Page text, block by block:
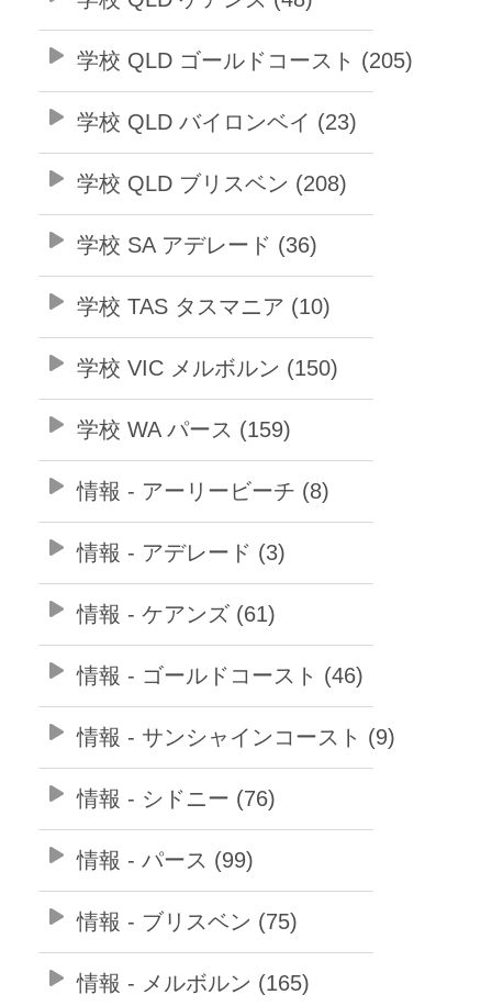
学校 QLD ゴールドコースト (205)
学校 QLD バイロンベイ (23)
学校 QLD ブリスベン (208)
学校 SA アデレード (36)
学校 TAS タスマニア (10)
学校 VIC メルボルン (150)
学校 WA パース (159)
情報 - アーリービーチ (8)
情報 - アデレード (3)
情報 - ケアンズ (61)
情報 - ゴールドコースト (46)
情報 - サンシャインコースト (9)
情報 - シドニー (76)
情報 - パース (99)
情報 - ブリスベン (75)
情報 - メルボルン (165)